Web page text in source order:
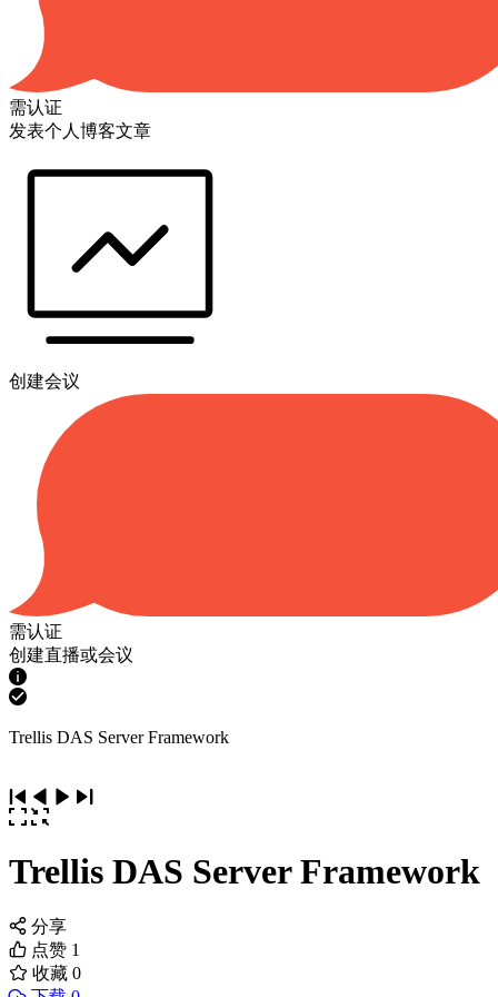
需认证
发表个人博客文章
创建会议
需认证
创建直播或会议
Trellis DAS Server Framework
Trellis DAS Server Framework
分享
点赞 1
收藏 0